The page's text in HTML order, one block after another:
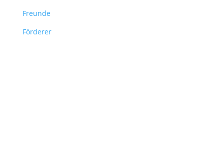
Freunde
Förderer